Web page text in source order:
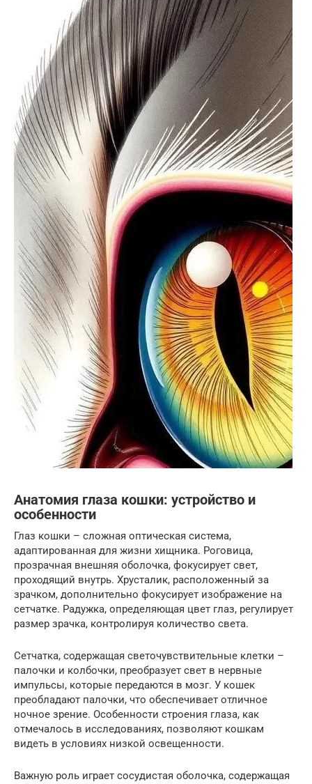
Анатомия глаза кошки: устройство и
особенности
Глаз кошки – сложная оптическая система,
адаптированная для жизни хищника. Роговица,
прозрачная внешняя оболочка, фокусирует свет,
проходящий внутрь. Хрусталик, расположенный за
зрачком, дополнительно фокусирует изображение на
сетчатке. Радужка, определяющая цвет глаз, регулирует
размер зрачка, контролируя количество света.
Сетчатка, содержащая светочувствительные клетки –
палочки и колбочки, преобразует свет в нервные
импульсы, которые передаются в мозг. У кошек
преобладают палочки, что обеспечивает отличное
ночное зрение. Особенности строения глаза, как
отмечалось в исследованиях, позволяют кошкам
видеть в условиях низкой освещенности.
Важную роль играет сосудистая оболочка, содержащая